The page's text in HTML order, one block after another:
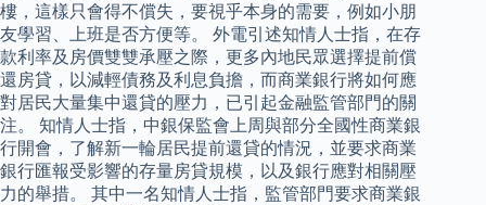
樓，這樣只會得不償失，要視乎本身的需要，例如小朋
友學習、上班是否方便等。 外電引述知情人士指，在存
款利率及房價雙雙承壓之際，更多內地民眾選擇提前償
還房貸，以減輕債務及利息負擔，而商業銀行將如何應
對居民大量集中還貸的壓力，已引起金融監管部門的關
注。 知情人士指，中銀保監會上周與部分全國性商業銀
行開會，了解新一輪居民提前還貸的情況，並要求商業
銀行匯報受影響的存量房貸規模，以及銀行應對相關壓
力的舉措。 其中一名知情人士指，監管部門要求商業銀